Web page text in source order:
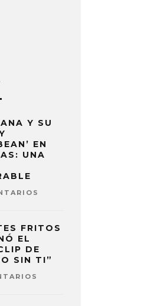
Y SU
EN
UNA
FRITOS
EL
DE
SIN TI”